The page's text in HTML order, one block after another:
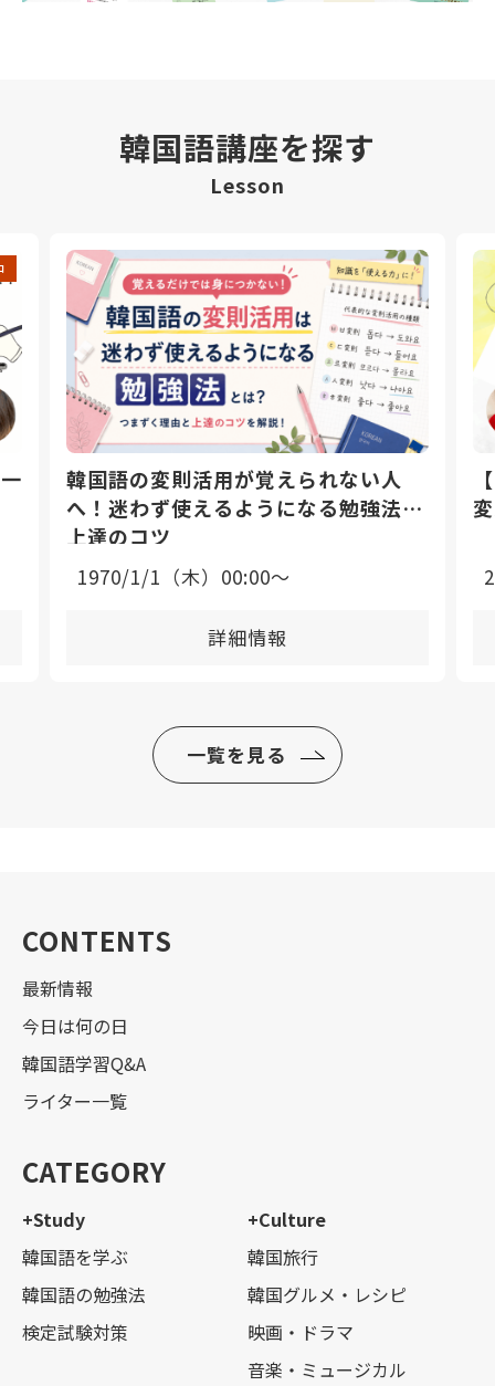
韓国語講座を探す
Lesson
韓国語の変則活用が覚えられない人
へ！迷わず使えるようになる勉強法と
上達のコツ
1970/1/1（木）00:00〜
詳細情報
一覧を見る
CONTENTS
最新情報
今日は何の日
韓国語学習Q&A
ライター一覧
CATEGORY
+Study
韓国語を学ぶ
韓国語の勉強法
検定試験対策
+Culture
韓国旅行
韓国グルメ・レシピ
映画・ドラマ
音楽・ミュージカル